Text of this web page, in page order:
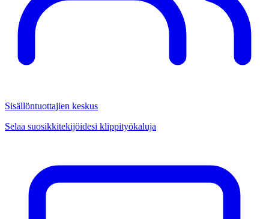
Sisällöntuottajien keskus
Selaa suosikkitekijöidesi klippityökaluja